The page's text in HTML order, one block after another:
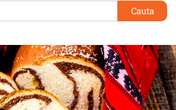
Cauta